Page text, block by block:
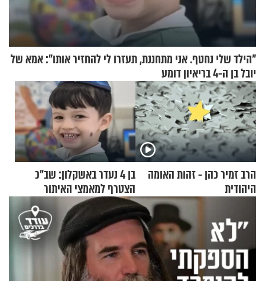
"הילד שלי נחטף. אני מתחננת, תעזרו לי להחזיר אותו": אמא של
יובל בן ה-4 בריאיון דומע
הרב זמיר כהן - זהות האומה
היהודית
בן 4 נעדר באשקלון: שב"כ
הצטרף למאמצי האיתור